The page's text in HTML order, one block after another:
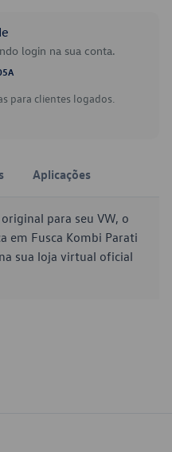
login na sua conta.
para clientes logados.
Aplicações
para seu VW, o
em Fusca Kombi Parati
sua loja virtual oficial